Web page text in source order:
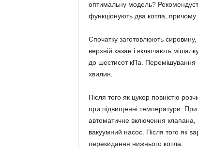
оптимальну модель?
функціонують два котла,
Спочатку заготовлюють
верхній казан і включають
до шестисот кПа. Перемішування
хвилин.
Після того як цукор повністю
при підвищенні температури. При
автоматичне включення клапана,
вакуумний насос. Після того як
перекидання нижнього котла.